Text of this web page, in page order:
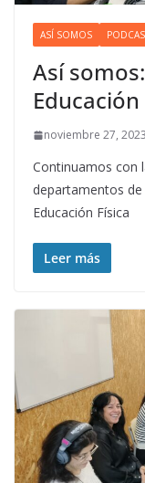
ASÍ SOMOS
Así
Educación
noviembre 27, 2023
Continuamos con
departamentos
Educación Física
Leer más